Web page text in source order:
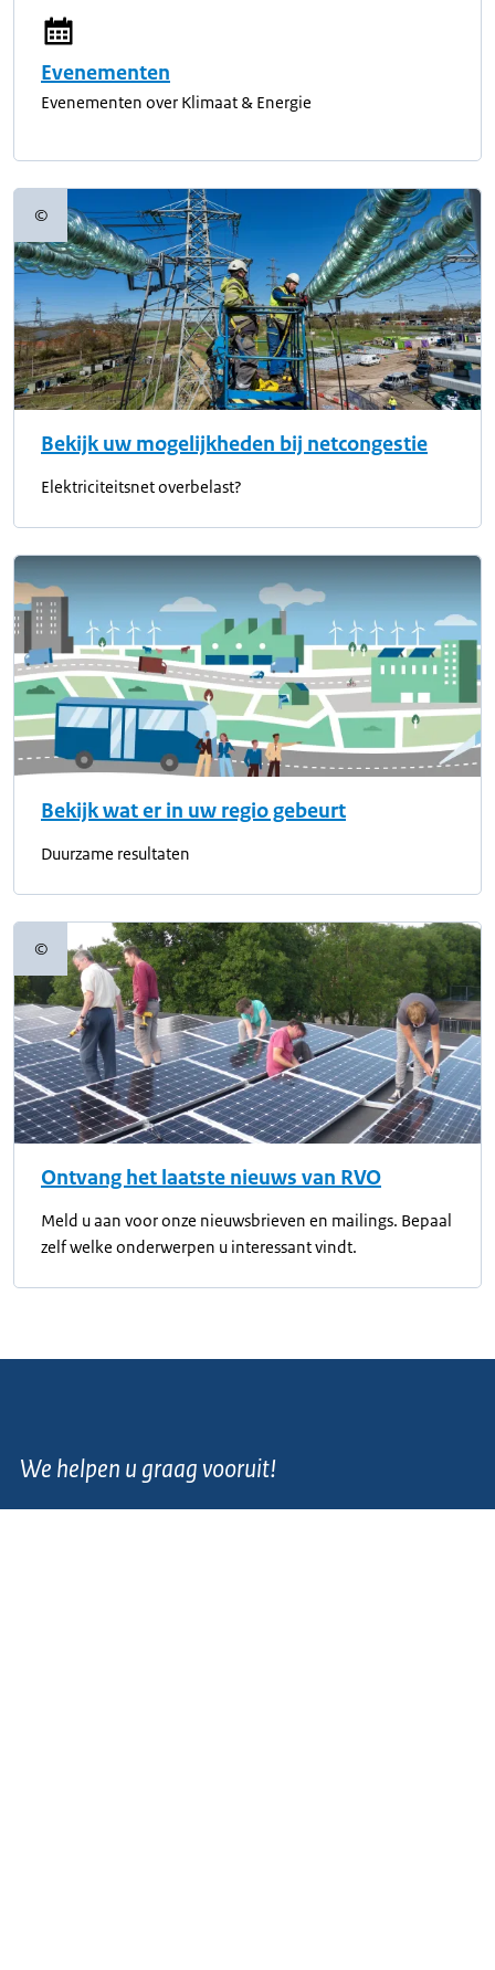
Evenementen
Evenementen over Klimaat & Energie
©Copyrightinformatie
Bekijk uw mogelijkheden bij netcongestie
Elektriciteitsnet overbelast?
Bekijk wat er in uw regio gebeurt
Duurzame resultaten
©Copyrightinformatie
Ontvang het laatste nieuws van RVO
Meld u aan voor onze nieuwsbrieven en mailings. Bepaal
zelf welke onderwerpen u interessant vindt.
We helpen u graag vooruit!